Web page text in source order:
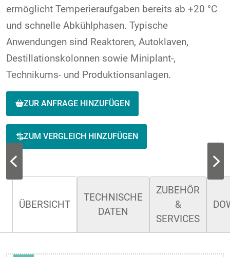
ermöglicht Temperieraufgaben bereits ab +20 °C
und schnelle Abkühlphasen. Typische
Anwendungen sind Reaktoren, Autoklaven,
Destillationskolonnen sowie Miniplant-,
Technikums- und Produktionsanlagen.
ZUR ANFRAGE HINZUFÜGEN
ZUM VERGLEICH HINZUFÜGEN
ÜBERSICHT
TECHNISCHE
DATEN
ZUBEHÖR
&
SERVICES